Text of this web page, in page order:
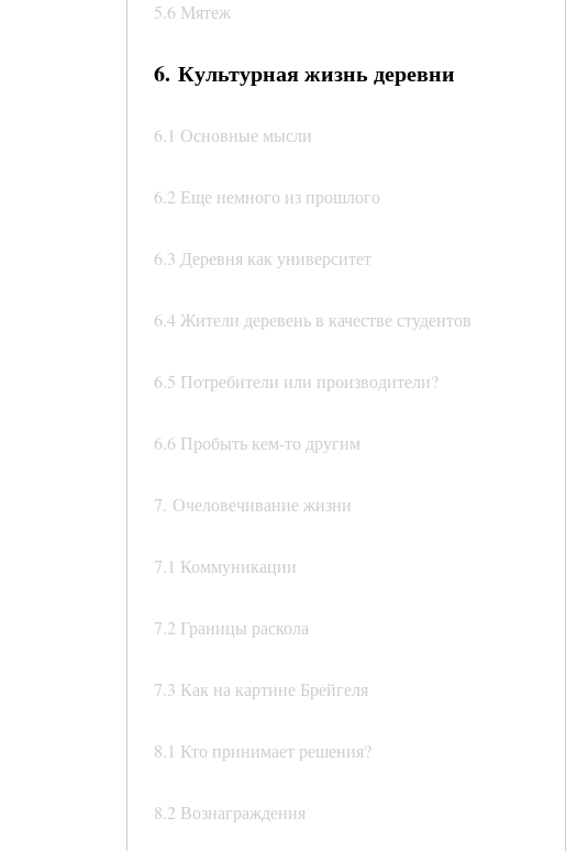
5.6 Мятеж
6. Культурная жизнь деревни
6.1 Основные мысли
6.2 Еще немного из прошлого
6.3 Деревня как университет
6.4 Жители деревень в качестве студентов
6.5 Потребители или производители?
6.6 Пробыть кем-то другим
7. Очеловечивание жизни
7.1 Коммуникации
7.2 Границы раскола
7.3 Как на картине Брейгеля
8.1 Кто принимает решения?
8.2 Вознаграждения